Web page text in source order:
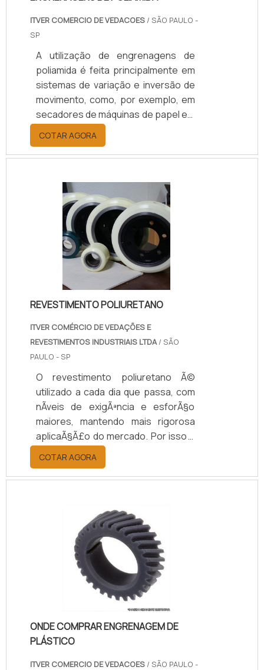
ITVER COMERCIO DE VEDACOES / SÃO PAULO -
SP
A utilização de engrenagens de
poliamida é feita principalmente em
sistemas de variação e inversão de
movimento, como, por exemplo, em
secadores de máquinas de papel em
empresas e indústrias que
trabalham com celulose e papel. A
principal função desse tipo de peça
transmissão de equipamentos
motorizados, oferecendo uma maior
qualidade nas propriedades
mecânicas, térmicas e elétricas,
garantindo que o local em que é
aplicada possa ter um excelente
desempenho, com f.
COTAR AGORA
REVESTIMENTO POLIURETANO
ITVER COMÉRCIO DE VEDAÇÕES E
REVESTIMENTOS INDUSTRIAIS LTDA/ SÃO
PAULO - SP
O revestimento poliuretano Ã©
utilizado a cada dia que passa, com
nÃ­veis de exigÃªncia e esforÃ§o
maiores, mantendo mais rigorosa
aplicaÃ§Ã£o do mercado. Por isso a
Itver desenvolveu equipamentos
capazes de fazer revestimentos em
rolos, cilindros, sapatas (com ou
PU (poliuretano) de altÃ­ssima
qualidade.A qualidade do
revestimento poliuretano garante
soluÃ§Ãµes definitivas e econÃ
´micas para a Ã¡rea de
manutenÃ§Ã£o, reposiÃ§Ã£o e
peÃ§as especiais, por apresen.
COTAR AGORA
ONDE COMPRAR ENGRENAGEM DE
PLÁSTICO
ITVER COMERCIO DE VEDACOES / SÃO PAULO -